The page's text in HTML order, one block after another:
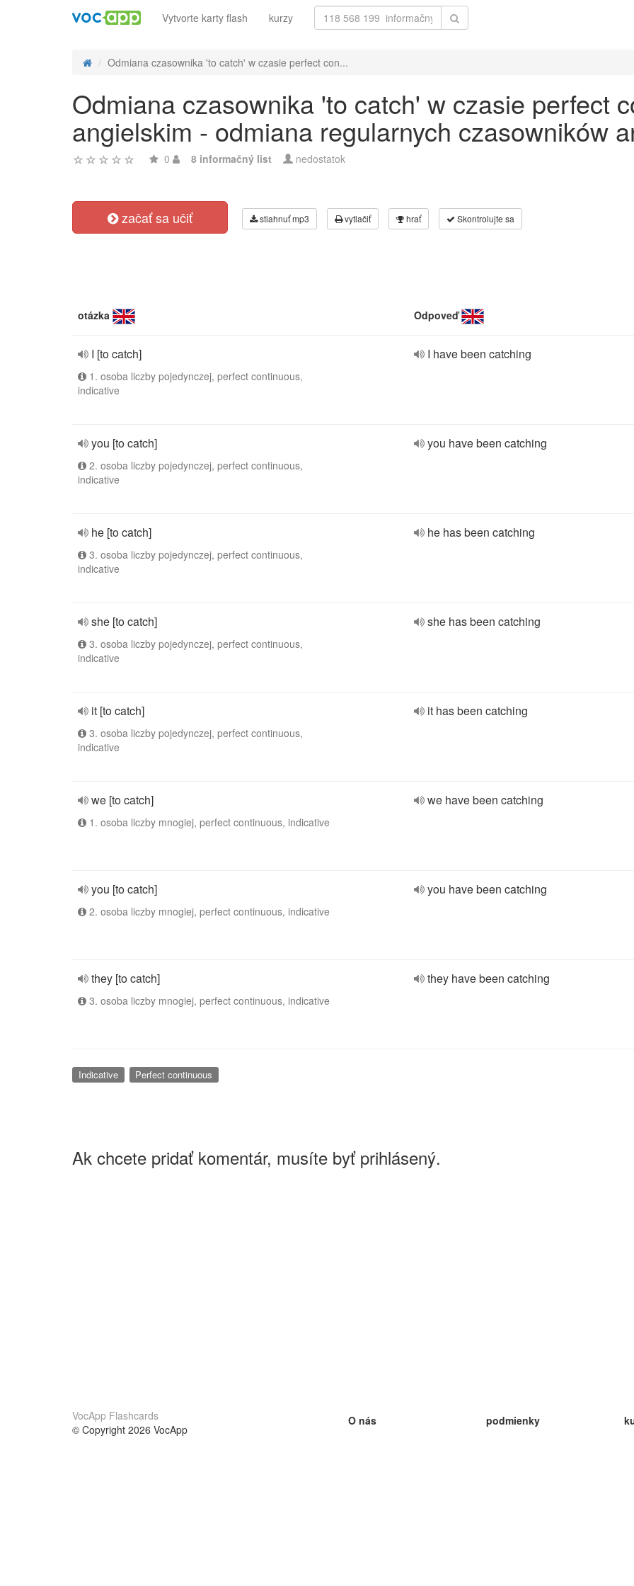
Vytvorte karty flash kurzy
Odmiana czasownika 'to catch' w czasie perfect con...
Odmiana czasownika 'to catch' w czasie perfect
angielskim - odmiana regularnych czasowników
0 8 informačný list nedostatok
začať sa učiť stiahnuť mp3 vytlačiť hrať Skontrolujte sa
otázka Odpoveď
I [to catch]
1. osoba liczby pojedynczej, perfect continuous,
indicative
I have been catching
you [to catch]
2. osoba liczby pojedynczej, perfect continuous,
indicative
you have been catching
he [to catch]
3. osoba liczby pojedynczej, perfect continuous,
indicative
he has been catching
she [to catch]
3. osoba liczby pojedynczej, perfect continuous,
indicative
she has been catching
it [to catch]
3. osoba liczby pojedynczej, perfect continuous,
indicative
it has been catching
we [to catch]
1. osoba liczby mnogiej, perfect continuous, indicative
we have been catching
you [to catch]
2. osoba liczby mnogiej, perfect continuous, indicative
you have been catching
they [to catch]
3. osoba liczby mnogiej, perfect continuous, indicative
they have been catching
Indicative Perfect continuous
Ak chcete pridať komentár, musíte byť prihlásený.
VocApp Flashcards
© Copyright 2026 VocApp
O nás
podmienky